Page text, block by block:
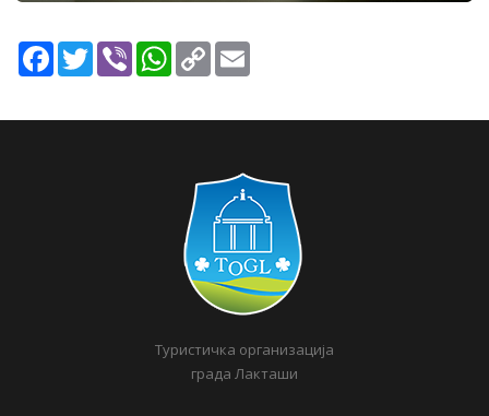
Facebook
TwitterViber WhatsApp
Copy
Link
Туристичка организација
града Лакташи